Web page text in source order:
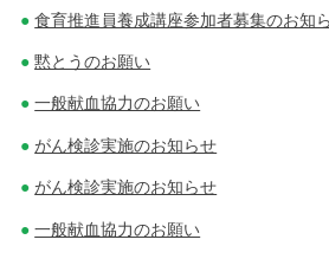
ー
シ
ョ
ン
食育推進員養成講座参加者募集のお知
黙とうのお願い
一般献血協力のお願い
がん検診実施のお知らせ
がん検診実施のお知らせ
一般献血協力のお願い